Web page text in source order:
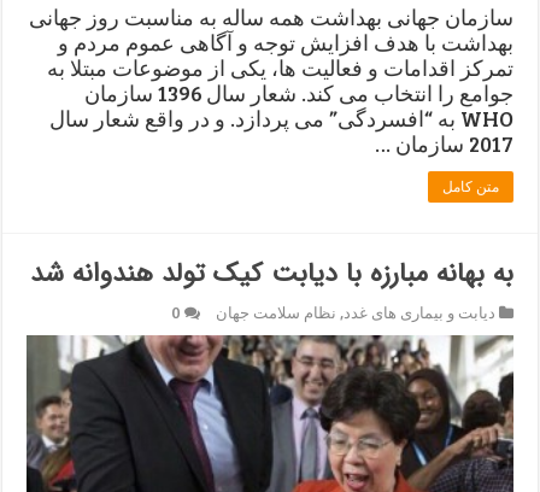
سازمان جهانی بهداشت همه ساله به مناسبت روز جهانی
بهداشت با هدف افزایش توجه و آگاهی عموم مردم و
تمرکز اقدامات و فعالیت ها، یکی از موضوعات مبتلا به
جوامع را انتخاب می کند. شعار سال 1396 سازمان
WHO به “افسردگی” می پردازد. و در واقع شعار سال
2017 سازمان …
متن کامل
به بهانه مبارزه با دیابت کیک تولد هندوانه شد
دیابت و بیماری های غدد, نظام سلامت جهان 0